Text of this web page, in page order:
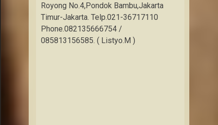
Royong No.4,Pondok Bambu,Jakarta
Timur-Jakarta. Telp.021-36717110
Phone.082135666754 /
085813156585. ( Listyo.M )